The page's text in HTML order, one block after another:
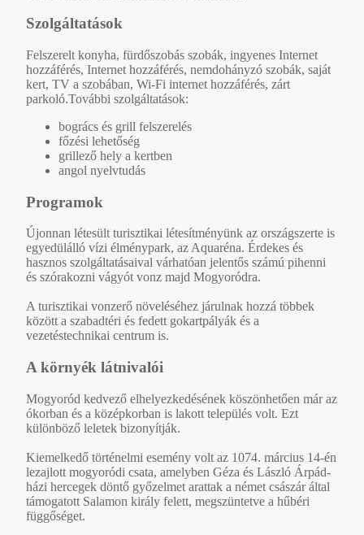
Szolgáltatások
Felszerelt konyha, fürdőszobás szobák, ingyenes Internet
hozzáférés, Internet hozzáférés, nemdohányzó szobák, saját
kert, TV a szobában, Wi-Fi internet hozzáférés, zárt
parkoló.További szolgáltatások:
bogrács és grill felszerelés
főzési lehetőség
grillező hely a kertben
angol nyelvtudás
Programok
Újonnan létesült turisztikai létesítményünk az országszerte is
egyedülálló vízi élménypark, az Aquaréna. Érdekes és
hasznos szolgáltatásaival várhatóan jelentős számú pihenni
és szórakozni vágyót vonz majd Mogyoródra.
A turisztikai vonzerő növeléséhez járulnak hozzá többek
között a szabadtéri és fedett gokartpályák és a
vezetéstechnikai centrum is.
A környék látnivalói
Mogyoród kedvező elhelyezkedésének köszönhetően már az
ókorban és a középkorban is lakott település volt. Ezt
különböző leletek bizonyítják.
Kiemelkedő történelmi esemény volt az 1074. március 14-én
lezajlott mogyoródi csata, amelyben Géza és László Árpád-
házi hercegek döntő győzelmet arattak a német császár által
támogatott Salamon király felett, megszüntetve a hűbéri
függőséget.